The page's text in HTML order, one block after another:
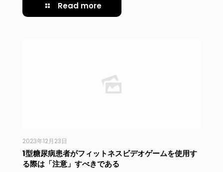
Read more
2023年12月23日
1型糖尿病患者がフィットネスビデオゲームを使用す
る際は「注意」すべきである